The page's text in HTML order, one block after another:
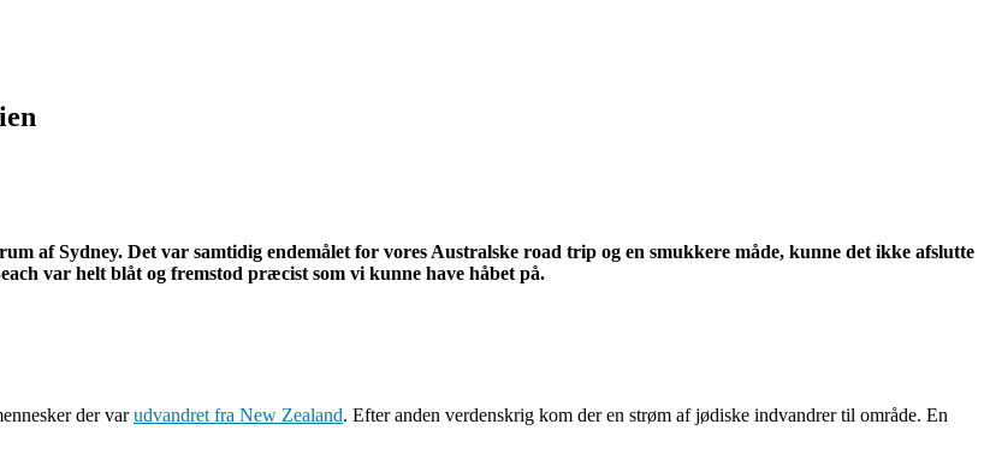
af Sydney. Det var samtidig endemålet for vores Australske road trip og en smukkere måde, kunne det ikke afslutte
var helt blåt og fremstod præcist som vi kunne have håbet på.
der varudvandret fra New Zealand. Efter anden verdenskrig kom der en strøm af jødiske indvandrer til område. En